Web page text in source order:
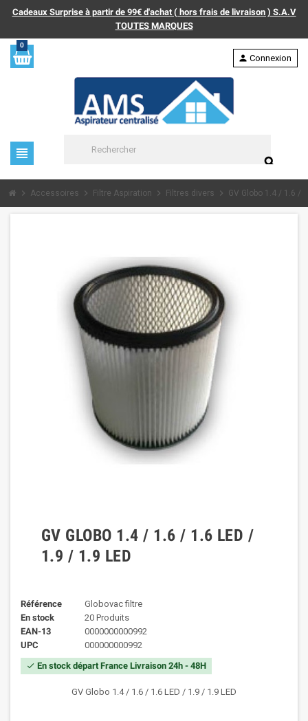
Cadeaux Surprise à partir de 99€ d'achat ( hors frais de livraison ) S.A.V
TOUTES MARQUES
0
view_headline
search
person Connexion
chevron_right Accessoires chevron_right Filtre Aspiration chevron_right Filtres divers chevron_right GV Globo 1.4 / 1.6 /
GV GLOBO 1.4 / 1.6 / 1.6 LED /
1.9 / 1.9 LED
Référence
Globovac filtre
En stock
20 Produits
EAN-13
0000000000992
UPC
000000000992
check En stock départ France Livraison 24h - 48H
GV Globo 1.4 / 1.6 / 1.6 LED / 1.9 / 1.9 LED